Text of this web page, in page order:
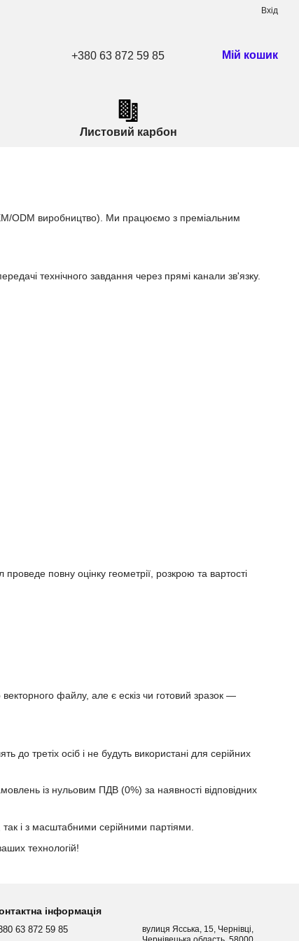
Вхід
+380 63 872 59 85 Мій кошик
Листовий карбон
ODM виробництво). Ми працюємо з преміальним
технічного завдання через прямі канали зв'язку.
повну оцінку геометрії, розкрою та вартості
файлу, але є ескіз чи готовий зразок —
до третіх осіб і не будуть використані для серійних
із нульовим ПДВ (0%) за наявності відповідних
і з масштабними серійними партіями.
технологій!
інформація
63 872 59 85
вулиця Ясська, 15, Чернівці,